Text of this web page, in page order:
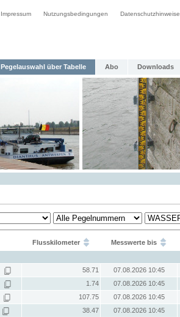
Impressum Nutzungsbedingungen Datenschutzhinweise
Pegelauswahl über Tabelle Abo Downloads
Flusskilometer Messwerte bis
58.71
07.08.2026 10:45
1.74
07.08.2026 10:45
107.75
07.08.2026 10:45
38.47
07.08.2026 10:45